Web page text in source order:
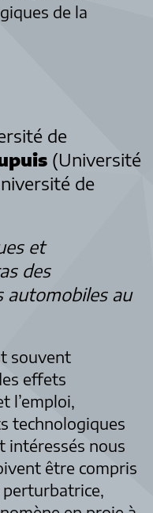
de la
de
(Université
de
et
des
automobiles au
souvent
effets
l’emploi,
technologiques
intéressés nous
être compris
perturbatrice,